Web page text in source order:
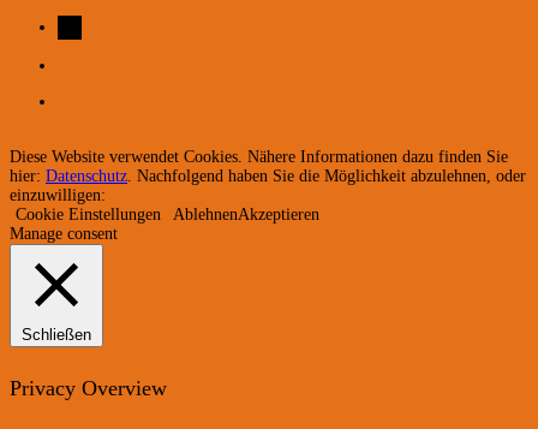
Diese Website verwendet Cookies. Nähere Informationen dazu finden Sie
hier: Datenschutz. Nachfolgend haben Sie die Möglichkeit abzulehnen, oder
einzuwilligen:
Cookie Einstellungen
AblehnenAkzeptieren
Manage consent
Schließen
Privacy Overview